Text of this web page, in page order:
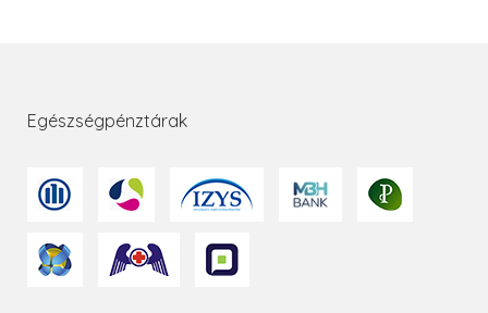
Egészségpénztárak